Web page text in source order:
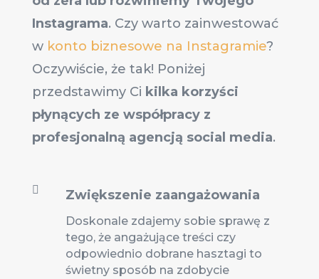
Instagrama. Czy warto zainwestować
w konto biznesowe na Instagramie?
Oczywiście, że tak! Poniżej
przedstawimy Ci kilka korzyści
płynących ze współpracy z
profesjonalną agencją social media.
 Zwiększenie zaangażowania
Doskonale zdajemy sobie sprawę z
tego, że angażujące treści czy
odpowiednio dobrane hasztagi to
świetny sposób na zdobycie